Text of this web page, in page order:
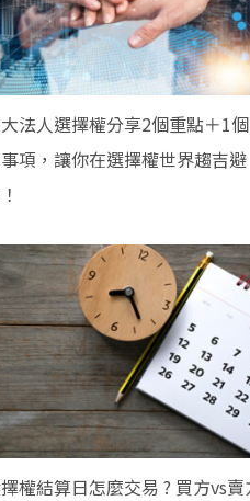
法人選擇權分享2個重點＋1
項，讓你在選擇權世界趨吉避
權結算日怎麼交易 ? 買方vs賣